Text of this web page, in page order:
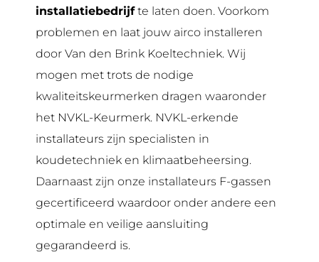
installatiebedrijfte laten doen. Voorkom
problemen en laat jouw airco installeren
door Van den Brink Koeltechniek. Wij
mogen met trots de nodige
kwaliteitskeurmerken dragen waaronder
het NVKL-Keurmerk. NVKL-erkende
installateurs zijn specialisten in
koudetechniek en klimaatbeheersing.
Daarnaast zijn onze installateurs F-gassen
gecertificeerd waardoor onder andere een
optimale en veilige aansluiting
gegarandeerd is.